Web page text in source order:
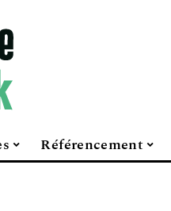
Référencement